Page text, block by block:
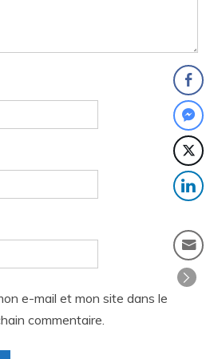
e-mail et mon site dans le
commentaire.